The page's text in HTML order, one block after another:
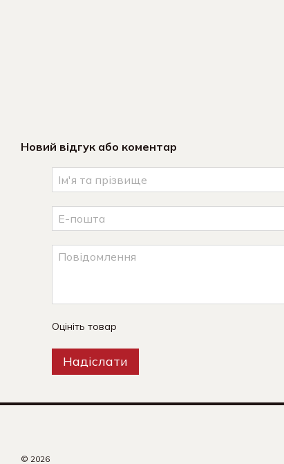
Новий відгук або коментар
Оцініть товар
Надіслати
© 2026